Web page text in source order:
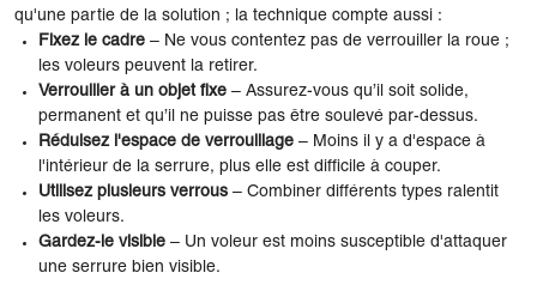
qu'une partie de la solution ; la technique compte aussi :
Fixez le cadre – Ne vous contentez pas de verrouiller la roue ;
les voleurs peuvent la retirer.
Verrouiller à un objet fixe – Assurez-vous qu’il soit solide,
permanent et qu’il ne puisse pas être soulevé par-dessus.
Réduisez l'espace de verrouillage – Moins il y a d'espace à
l'intérieur de la serrure, plus elle est difficile à couper.
Utilisez plusieurs verrous – Combiner différents types ralentit
les voleurs.
Gardez-le visible – Un voleur est moins susceptible d'attaquer
une serrure bien visible.